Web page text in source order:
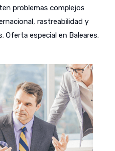
problemas complejos
rastreabilidad y
Oferta especial en Baleares.